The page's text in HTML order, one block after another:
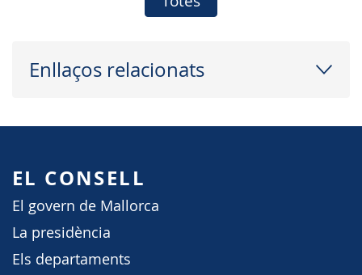
Enllaços relacionats
EL CONSELL
El govern de Mallorca
La presidència
Els departaments